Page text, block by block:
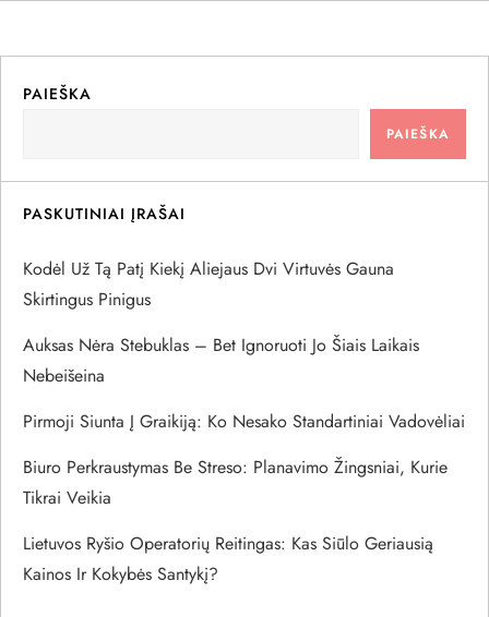
a
i
j
a
t
a
r
p
į
r
PAIEŠKA
PAIEŠKA
PASKUTINIAI ĮRAŠAI
Kodėl Už Tą Patį Kiekį Aliejaus Dvi Virtuvės Gauna
Skirtingus Pinigus
Auksas Nėra Stebuklas – Bet Ignoruoti Jo Šiais Laikais
Nebeišeina
Pirmoji Siunta Į Graikiją: Ko Nesako Standartiniai Vadovėliai
Biuro Perkraustymas Be Streso: Planavimo Žingsniai, Kurie
Tikrai Veikia
Lietuvos Ryšio Operatorių Reitingas: Kas Siūlo Geriausią
Kainos Ir Kokybės Santykį?